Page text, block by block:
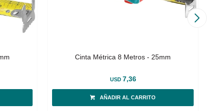
Cinta Métrica 8 Metros - 25mm
USD 7,36